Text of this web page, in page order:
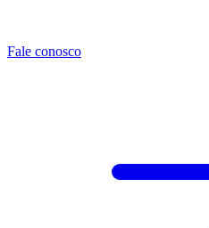
Fale conosco